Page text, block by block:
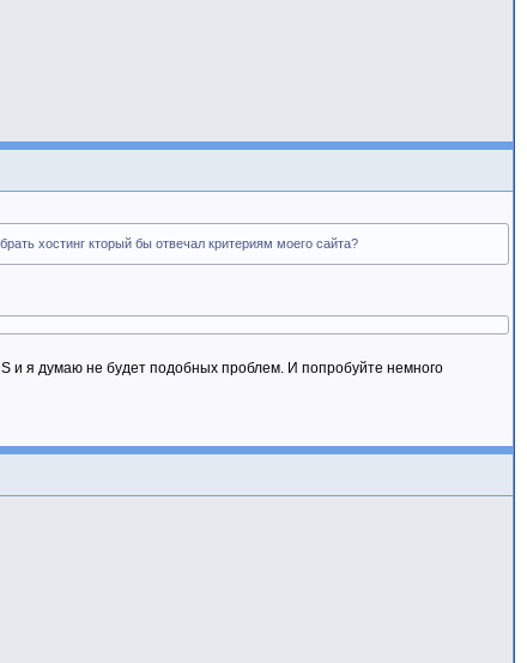
хостинг кторый бы отвечал критериям моего сайта?
я думаю не будет подобных проблем. И попробуйте немного